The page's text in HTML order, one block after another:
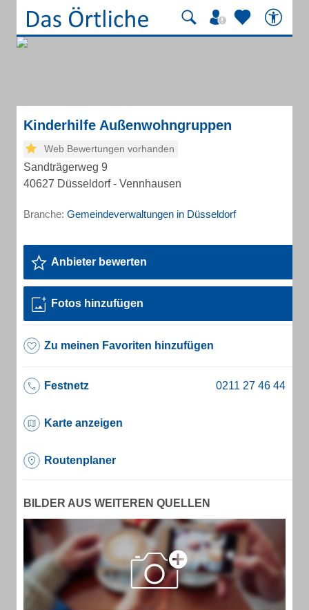
Kinderhilfe Außenwohngruppen
Web Bewertungen vorhanden
Sandträgerweg 9
40627 Düsseldorf - Vennhausen
Branche: Gemeindeverwaltungen in Düsseldorf
Anbieter bewerten
Fotos hinzufügen
Zu meinen Favoriten hinzufügen
Festnetz
Karte anzeigen
Routenplaner
BILDER AUS WEITEREN QUELLEN